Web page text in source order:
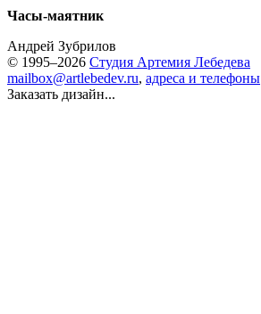
Часы-маятник
Андрей Зубрилов
© 1995–2026 Студия Артемия Лебедева
mailbox@artlebedev.ru, адреса и телефоны
Заказать дизайн...